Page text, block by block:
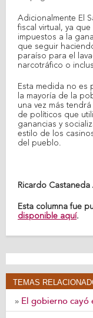
Adicionalmente El
fiscal virtual, ya
impuestos a la
que seguir
paraíso para el
narcotráfico o
Esta medida no es
la mayoría de la
una vez más
de políticos que
ganancias y
estilo de los
del pueblo.
Ricardo
Esta columna fue
disponible aquí.
TEMAS
» El gobierno cayó